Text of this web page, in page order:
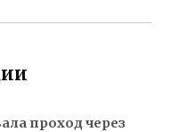
проход через